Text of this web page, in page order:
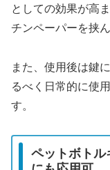
としての効果が高
チンペーパーを挟
また、使用後は鍵
るべく日常的に使
す。
ペットボトル